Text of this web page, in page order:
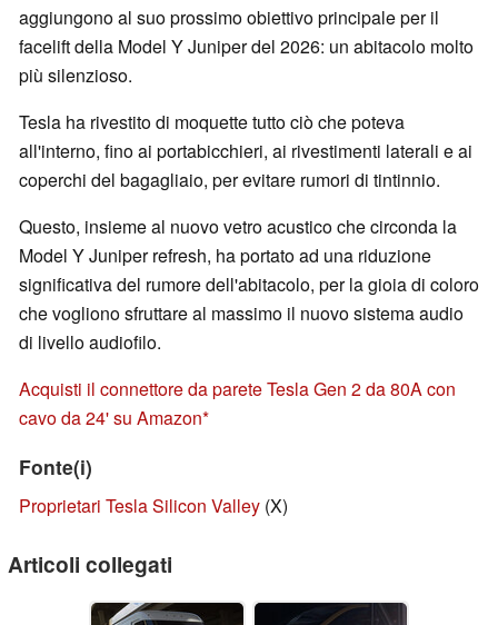
aggiungono al suo prossimo obiettivo principale per il
facelift della Model Y Juniper del 2026: un abitacolo molto
più silenzioso.
Tesla ha rivestito di moquette tutto ciò che poteva
all'interno, fino ai portabicchieri, ai rivestimenti laterali e ai
coperchi del bagagliaio, per evitare rumori di tintinnio.
Questo, insieme al nuovo vetro acustico che circonda la
Model Y Juniper refresh, ha portato ad una riduzione
significativa del rumore dell'abitacolo, per la gioia di coloro
che vogliono sfruttare al massimo il nuovo sistema audio
di livello audiofilo.
Acquisti il connettore da parete Tesla Gen 2 da 80A con
cavo da 24' su Amazon
Fonte(i)
Proprietari Tesla Silicon Valley (X)
Articoli collegati